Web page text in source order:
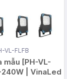
VL-FLFB
mẫu [PH-VL-
240W | VinaLed